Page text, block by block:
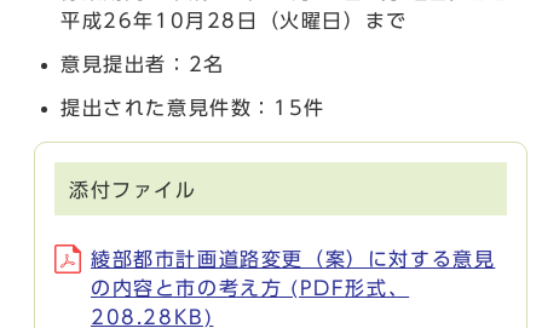
平成26年10月28日（火曜日）まで
意見提出者：2名
提出された意見件数：15件
添付ファイル
綾部都市計画道路変更（案）に対する意見
の内容と市の考え方 (PDF形式、
208.28KB)